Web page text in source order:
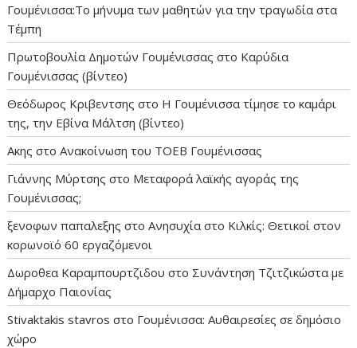
Γουμένισσα:Το μήνυμα των μαθητών για την τραγωδία στα
Τέμπη
Πρωτοβουλία Δημοτών Γουμένισσας στο Καρύδια
Γουμένισσας (βίντεο)
Θεόδωρος Κριβεντσης στο Η Γουμένισσα τίμησε το καμάρι
της, την Εβίνα Μάλτση (βίντεο)
Ακης στοΑνακοίνωση του ΤΟΕΒ Γουμένισσας
Γιάννης Μύρτσης στο Μεταφορά λαϊκής αγοράς της
Γουμένισσας;
ξενοφων παπαλεξης στοΑνησυχία στο Κιλκίς: Θετικοί στον
κορωνοϊό 60 εργαζόμενοι
Δωροθεα Καραμπουρτζιδου στο Συνάντηση Τζιτζικώστα με
Δήμαρχο Παιονίας
Stivaktakis stavros στο Γουμένισσα: Αυθαιρεσίες σε δημόσιο
χώρο